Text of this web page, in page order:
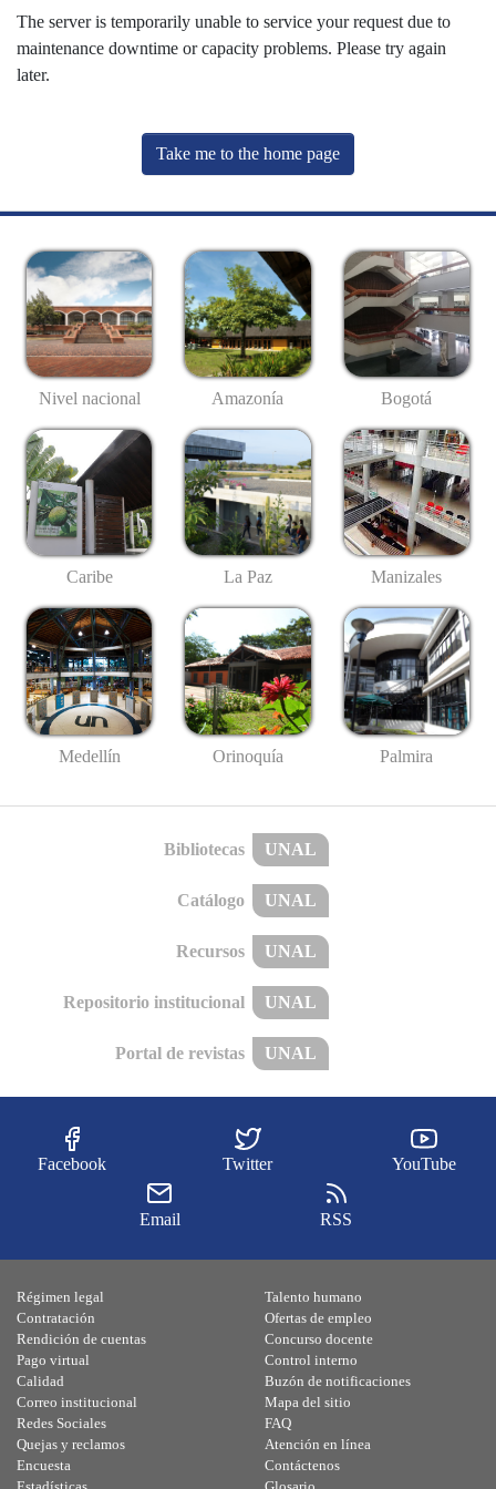
The server is temporarily unable to service your request due to
maintenance downtime or capacity problems. Please try again
later.
Take me to the home page
Nivel nacional Amazonía Bogotá
Caribe La Paz Manizales
Medellín Orinoquía Palmira
Bibliotecas UNAL
Catálogo UNAL
Recursos UNAL
Repositorio institucional UNAL
Portal de revistas UNAL
Facebook Twitter YouTube
Email RSS
Régimen legal
Contratación
Rendición de cuentas
Pago virtual
Calidad
Talento humano
Ofertas de empleo
Concurso docente
Control interno
Buzón de notificaciones
Correo institucional
Redes Sociales
Quejas y reclamos
Encuesta
Mapa del sitio
FAQ
Atención en línea
Contáctenos